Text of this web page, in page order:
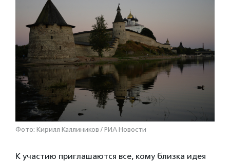
Фото: Кирилл Каллиников / РИА Новости
К участию приглашаются все, кому близка идея